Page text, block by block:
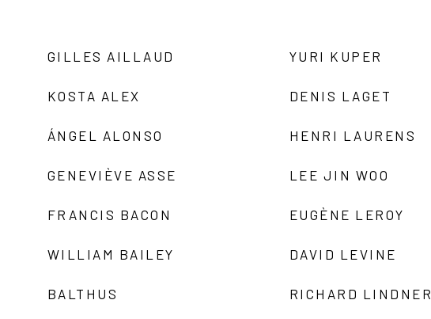
GILLES AILLAUD
KOSTA ALEX
ÁNGEL ALONSO
GENEVIÈVE ASSE
FRANCIS BACON
WILLIAM BAILEY
BALTHUS
YURI KUPER
DENIS LAGET
HENRI LAURENS
LEE JIN WOO
EUGÈNE LEROY
DAVID LEVINE
RICHARD LINDNER